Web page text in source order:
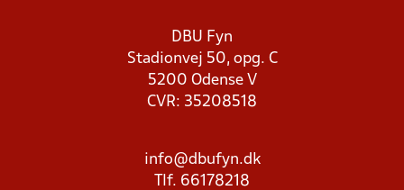
DBU Fyn
Stadionvej 50, opg. C
5200 Odense V
CVR: 35208518
info@dbufyn.dk
Tlf. 66178218